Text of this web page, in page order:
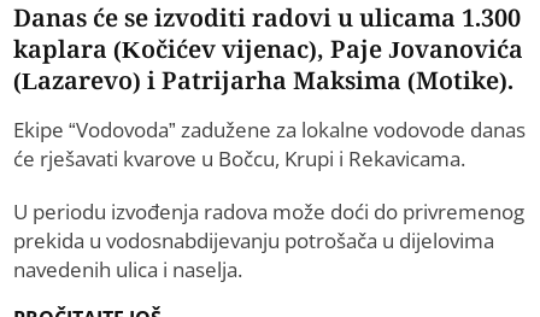
Danas će se izvoditi radovi u ulicama 1.300
kaplara (Kočićev vijenac), Paje Jovanovića
(Lazarevo) i Patrijarha Maksima (Motike).
Ekipe “Vodovoda” zadužene za lokalne vodovode danas
će rješavati kvarove u Bočcu, Krupi i Rekavicama.
U periodu izvođenja radova može doći do privremenog
prekida u vodosnabdijevanju potrošača u dijelovima
navedenih ulica i naselja.